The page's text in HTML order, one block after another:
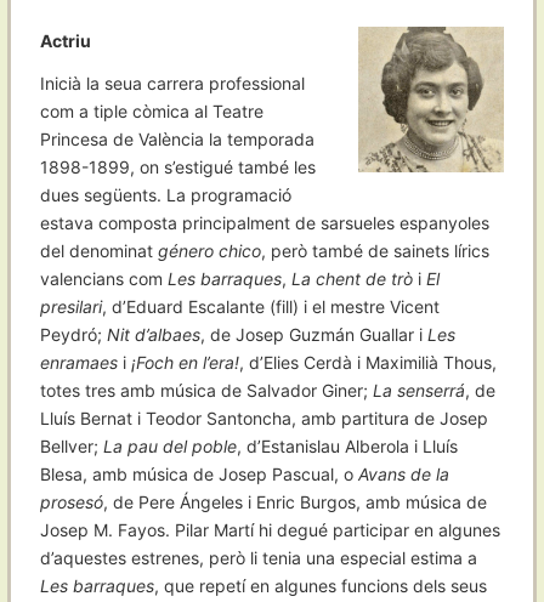
Actriu
Inicià la seua carrera professional
com a tiple còmica al Teatre
Princesa de València la temporada
1898-1899, on s’estigué també les
dues següents. La programació
estava composta principalment de sarsueles espanyoles
del denominat género chico, però també de sainets lírics
valencians com Les barraques, La chent de trò i El
presilari, d’Eduard Escalante (fill) i el mestre Vicent
Peydró; Nit d’albaes, de Josep Guzmán Guallar i Les
enramaes i ¡Foch en l’era!, d’Elies Cerdà i Maximilià Thous,
totes tres amb música de Salvador Giner; La senserrá, de
Lluís Bernat i Teodor Santoncha, amb partitura de Josep
Bellver; La pau del poble, d’Estanislau Alberola i Lluís
Blesa, amb música de Josep Pascual, o Avans de la
prosesó, de Pere Ángeles i Enric Burgos, amb música de
Josep M. Fayos. Pilar Martí hi degué participar en algunes
d’aquestes estrenes, però li tenia una especial estima a
Les barraques, que repetí en algunes funcions dels seus